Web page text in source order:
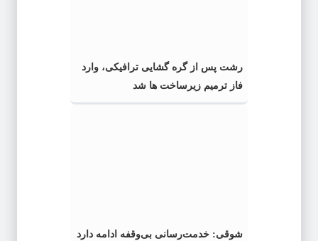
رشت پس از گره گشایی ترافیکی، وارد
فاز ترمیم زیرساخت ها شد
شوقی: خدمت‌رسانی بی‌وقفه ادامه دارد